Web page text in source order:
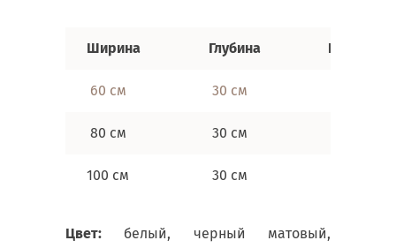
Ширина Глубина Высота
60 см 30 см
80 см 30 см
100 см 30 см
Цвет: белый, черный матовый,